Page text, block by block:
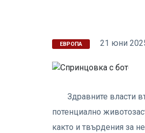
ЕВРОПА 21 юни
Здравните власти
потенциално
както и твърдения за